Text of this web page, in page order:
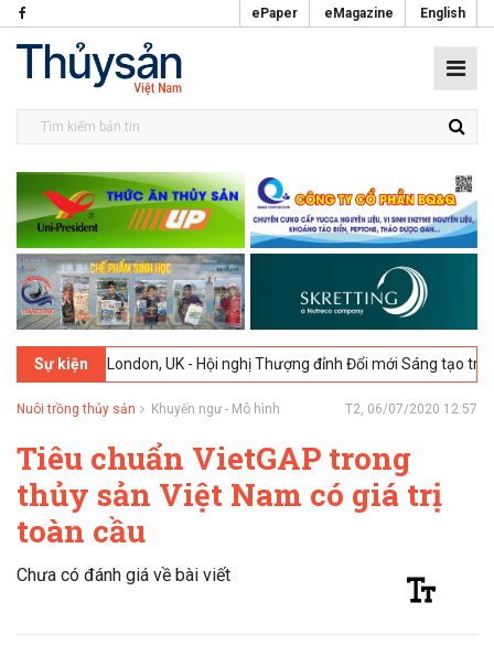
ePaper eMagazine English
Sự kiện
2026 London, UK - Hội nghị Thượng đỉnh Đổi mới Sáng tạo trong
Nuôi trồng thủy sản Khuyến ngư - Mô hình T2, 06/07/2020 12:57
Tiêu chuẩn VietGAP trong
thủy sản Việt Nam có giá trị
toàn cầu
Chưa có đánh giá về bài viết